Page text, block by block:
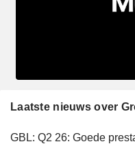
Laatste nieuws over
GBL: Q2 26: Goede